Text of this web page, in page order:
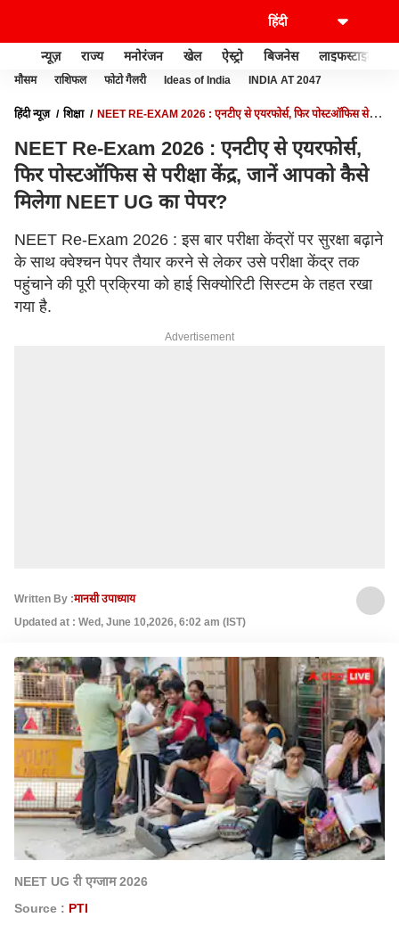
न्यूज़ राज्य मनोरंजन खेल ऐस्ट्रो बिजनेस लाइफस्टाइल
मौसम राशिफल फोटो गैलरी Ideas of India INDIA AT 2047
हिंदी न्यूज़ शिक्षा
NEET RE-EXAM 2026 : एनटीए से एयरफोर्स, फिर पोस्टऑफिस से
NEET Re-Exam 2026 : एनटीए से एयरफोर्स,
फिर पोस्टऑफिस से परीक्षा केंद्र, जानें आपको कैसे
मिलेगा NEET UG का पेपर?
NEET Re-Exam 2026 : इस बार परीक्षा केंद्रों पर सुरक्षा बढ़ाने
के साथ क्वेश्चन पेपर तैयार करने से लेकर उसे परीक्षा केंद्र तक
पहुंचाने की पूरी प्रक्रिया को हाई सिक्योरिटी सिस्टम के तहत रखा
गया है.
Advertisement
Written By :मानसी उपाध्याय
Updated at : Wed, June 10,2026, 6:02 am (IST)
NEET UG री एग्जाम 2026
Source : PTI